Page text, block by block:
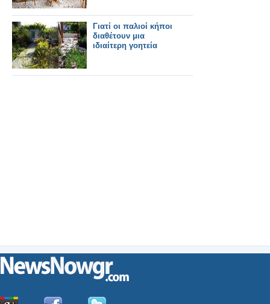
Γιατί οι παλιοί κήποι
διαθέτουν μια
ιδιαίτερη γοητεία